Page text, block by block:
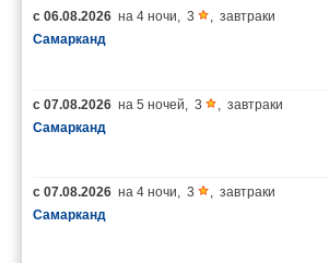
с 06.08.2026 на 4 ночи, 3 , завтраки
Самарканд
с 07.08.2026 на 5 ночей, 3 , завтраки
Самарканд
с 07.08.2026 на 4 ночи, 3 , завтраки
Самарканд